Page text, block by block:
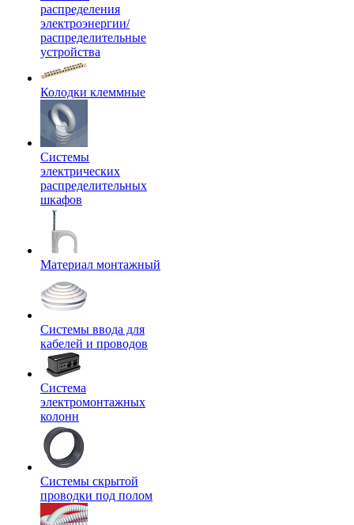
распределения
электроэнергии/
распределительные
устройства
Колодки клеммные
Системы
электрических
распределительных
шкафов
Материал монтажный
Системы ввода для
кабелей и проводов
Система
электромонтажных
колонн
Системы скрытой
проводки под полом